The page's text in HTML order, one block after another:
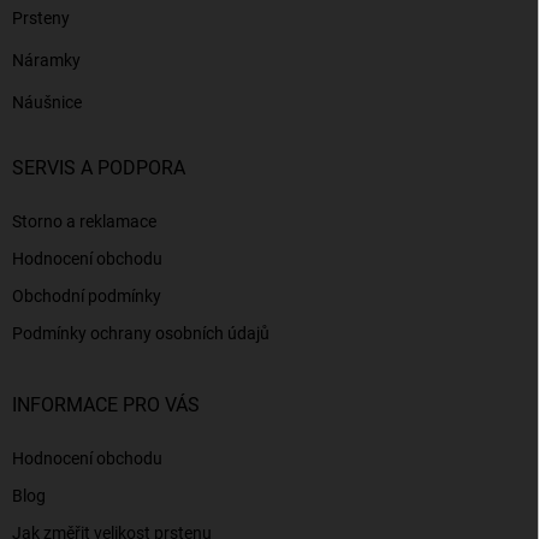
Prsteny
Náramky
Náušnice
SERVIS A PODPORA
Storno a reklamace
Hodnocení obchodu
Obchodní podmínky
Podmínky ochrany osobních údajů
INFORMACE PRO VÁS
Hodnocení obchodu
Blog
Jak změřit velikost prstenu